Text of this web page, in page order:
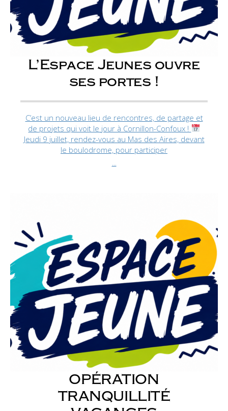
L’Espace Jeunes ouvre
ses portes !
C’est un nouveau lieu de rencontres, de partage et
de projets qui voit le jour à Cornillon-Confoux !
Jeudi 9 juillet, rendez-vous au Mas des Aires, devant
le boulodrome, pour participer
...
OPÉRATION
TRANQUILLITÉ